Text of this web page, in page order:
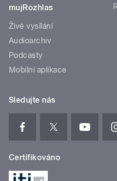
mujRozhlas
Živé vysílání
Audioarchiv
Podcasty
Mobilní aplikace
Sledujte nás
Certifikováno